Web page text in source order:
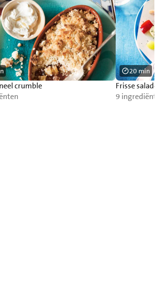
crumble
Frisse salade
9 ingrediënten
20 min